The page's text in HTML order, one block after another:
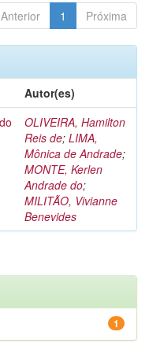
Anterior 1 Próxima
Autor(es)
OLIVEIRA, Hamilton
Reis de; LIMA,
Mônica de Andrade;
MONTE, Kerlen
Andrade do;
MILITÃO, Vivianne
Benevides
1